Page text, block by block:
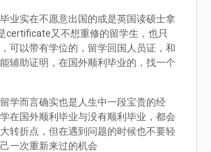
业实在不愿意出国的或是英国读硕士拿
certificate又不想重修的留学生，也只
可以带有学位的，留学回国人员证，和
辅助证明，在国外顺利毕业的，找一个
学而言确实也是人生中一段宝贵的经
在国外顺利毕业与没有顺利毕业，都会
转折点，但在遇到问题的时候也不要轻
一次重新来过的机会